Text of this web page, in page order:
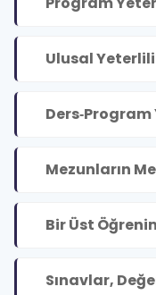
Ulusal
Mezunların
Bir Üst
Sınavlar,